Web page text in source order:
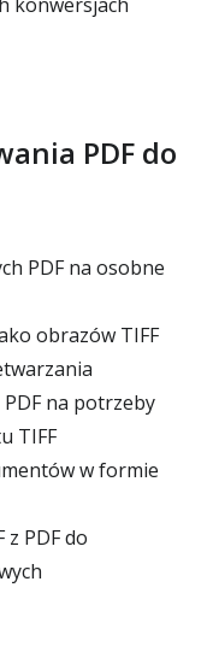
PDF do
PDF na osobne
obrazów TIFF
na potrzeby
TIFF
w formie
PDF do